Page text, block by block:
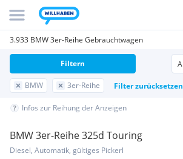
3.933 BMW 3er-Reihe Gebrauchtwagen
BMW 3er-Reihe Filter zurücksetzen
Filtern
Infos zur Reihung der Anzeigen
BMW 3er-Reihe 325d Touring
Diesel, Automatik, gültiges Pickerl